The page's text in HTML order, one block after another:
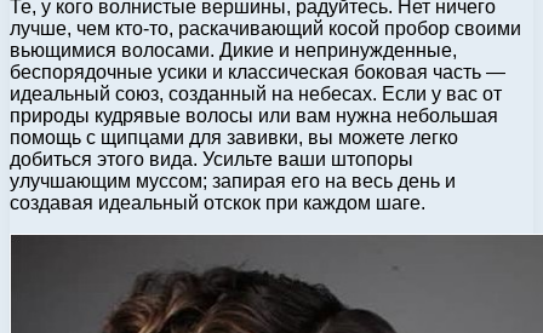
Те, у кого волнистые вершины, радуйтесь. Нет ничего
лучше, чем кто-то, раскачивающий косой пробор своими
вьющимися волосами. Дикие и непринужденные,
беспорядочные усики и классическая боковая часть —
идеальный союз, созданный на небесах. Если у вас от
природы кудрявые волосы или вам нужна небольшая
помощь с щипцами для завивки, вы можете легко
добиться этого вида. Усильте ваши штопоры
улучшающим муссом; запирая его на весь день и
создавая идеальный отскок при каждом шаге.